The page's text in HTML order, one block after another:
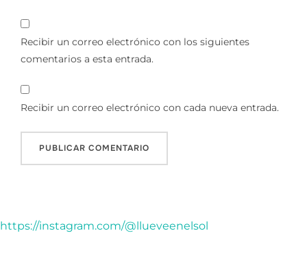
Recibir un correo electrónico con los siguientes
comentarios a esta entrada.
Recibir un correo electrónico con cada nueva entrada.
https://instagram.com/@llueveenelsol